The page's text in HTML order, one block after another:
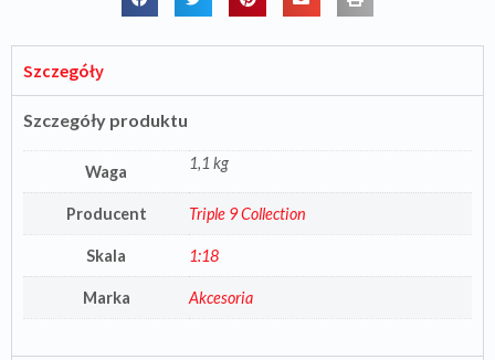
Szczegóły
Szczegóły produktu
Waga 1,1 kg
Producent Triple 9 Collection
Skala 1:18
Marka Akcesoria